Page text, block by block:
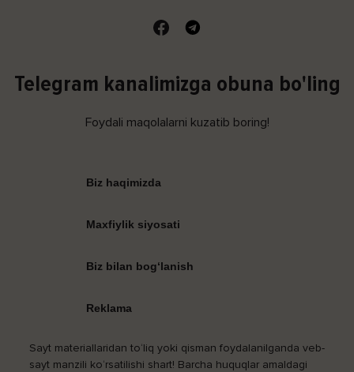
Telegram kanalimizga obuna bo'ling
Foydali maqolalarni kuzatib boring!
Biz haqimizda
Maxfiylik siyosati
Biz bilan bog‘lanish
Reklama
Sayt materiallaridan to‘liq yoki qisman foydalanilganda veb-
sayt manzili ko‘rsatilishi shart! Barcha huquqlar amaldagi